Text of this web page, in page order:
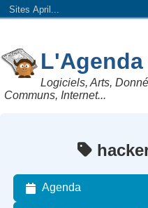
Sites April...
Logiciels, Arts,
Communs, Internet...
Agenda